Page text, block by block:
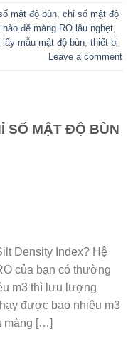
mật độ bùn, chỉ số mật độ
nào để màng RO lâu nghẹt,
lấy mẫu mật độ bùn, thiết bị
Leave a comment
SỐ MẬT ĐỘ BÙN
Density Index? Hệ
của bạn có thường
m3 thì lưu lượng
được bao nhiêu m3
màng […]